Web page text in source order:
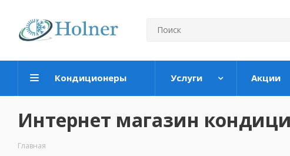
Кондиционеры Услуги Акции
Интернет магазин
Главная